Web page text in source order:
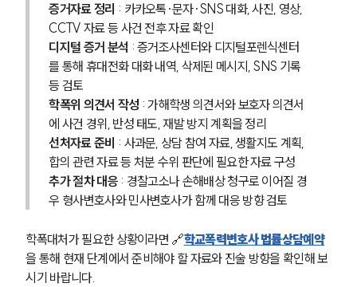
증거자료 정리 : 카카오톡·문자·SNS 대화, 사진, 영상,
CCTV 자료 등 사건 전후 자료 확인
디지털 증거 분석 : 증거조사센터와 디지털포렌식센터
를 통해 휴대전화 대화 내역, 삭제된 메시지, SNS 기록
등 검토
학폭위 의견서 작성 : 가해학생 의견서와 보호자 의견서
에 사건 경위, 반성 태도, 재발 방지 계획을 정리
선처자료 준비 : 사과문, 상담 참여 자료, 생활지도 계획,
합의 관련 자료 등 처분 수위 판단에 필요한 자료 구성
추가 절차 대응 : 경찰고소나 손해배상 청구로 이어질 경
우 형사변호사와 민사변호사가 함께 대응 방향 검토
학폭대처가 필요한 상황이라면 🔗학교폭력변호사 법률상담예약
을 통해 현재 단계에서 준비해야 할 자료와 진술 방향을 확인해 보
시기 바랍니다.